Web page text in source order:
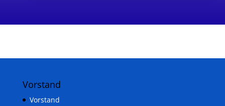
Vorstand
Vorstand